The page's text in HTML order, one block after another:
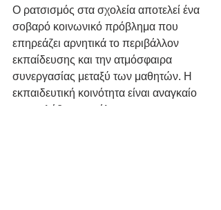
Ο ρατσισμός στα σχολεία αποτελεί ένα
σοβαρό κοινωνικό πρόβλημα που
επηρεάζει αρνητικά το περιβάλλον
εκπαίδευσης και την ατμόσφαιρα
συνεργασίας μεταξύ των μαθητών. Η
εκπαιδευτική κοινότητα είναι αναγκαίο
να αναλάβει τον ρόλο της στην